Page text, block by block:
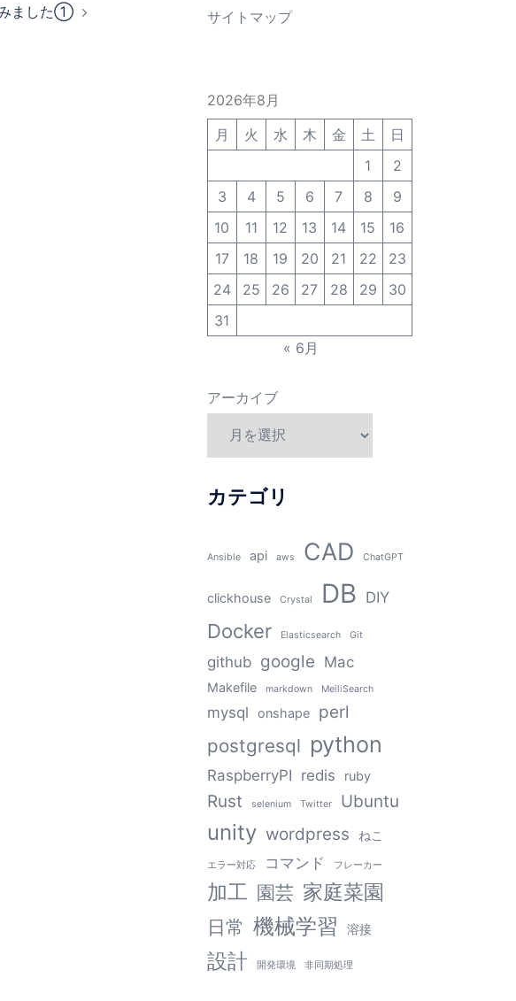
みました①
サイトマップ
2026年8月
月
火 水 木 金 土
日
1
2
3
4 5 6 7 8
9
10
11 12 13 14 15
16
17
18 19 20 21 22
23
24
25 26 27 28 29
30
31
« 6月
アーカイブ
カテゴリ
Ansible api aws CAD ChatGPT
clickhouse Crystal DB DIY
Docker Elasticsearch Git
github google Mac
Makefile markdown MeiliSearch
mysql onshape perl
postgresql python
RaspberryPI redis ruby
Rust selenium Twitter Ubuntu
unity wordpress ねこ
エラー対応 コマンド フレーカー
加工 園芸 家庭菜園
日常 機械学習 溶接
設計 開発環境 非同期処理